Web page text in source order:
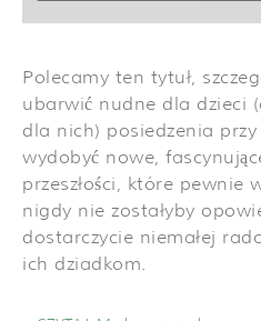
Polecamy ten tytuł,
ubarwić nudne dla dzieci
dla nich) posiedzenia
wydobyć nowe,
przeszłości, które pewnie
nigdy nie zostałyby
dostarczycie niemałej
ich dziadkom.